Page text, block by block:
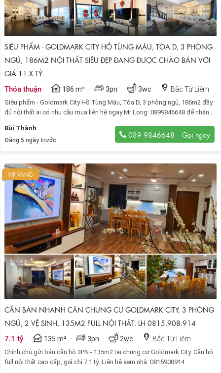
SIÊU PHẨM - GOLDMARK CITY HỒ TÙNG MẬU, TÒA D, 3 PHÒNG
NGỦ, 186M2 NỘI THẤT SIÊU ĐẸP ĐANG ĐƯỢC CHÀO BÁN VỚI
GIÁ 11.X TỶ
Thỏa thuận · 186 m² · 3pn · 3wc · Bắc Từ Liêm
Siêu phẩm - Goldmark City Hồ Tùng Mậu, Tòa D, 3 phòng ngủ, 186m2 đầy
đủ nội thất ai có nhu cầu mua liên hệ ngay Mr Long: 0899846648 để nhận
Bùi Thành
Đăng 5 ngày trước
089 9846648
VIP VÀNG
CẦN BÁN NHANH CĂN CHUNG CƯ GOLDMARK CITY, 3 PHÒNG
NGỦ, 2 VỆ SINH, 135M2 FULL NỘI THẤT. LH 0815.908.914
7.1 tỷ · 135 m² · 3pn · 2wc · Bắc Từ Liêm
Chính chủ gửi bán căn hộ 3PN - 135m2 tại chung cư Goldmark City. Căn hộ
full nội thất cao cấp, giá chỉ 7.1 tỷ. Liên hệ xem nhà: 0815908914